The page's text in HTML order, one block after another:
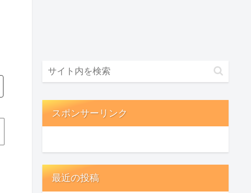
スポンサーリンク
最近の投稿